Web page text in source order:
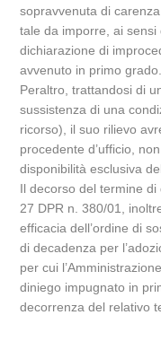
sopravvenuta di
tale da imporre, ai sensi
dichiarazione di
avvenuto in primo grado.
Peraltro, trattandosi di
sussistenza di una
ricorso), il suo rilievo
procedente d’ufficio,
disponibilità esclusiva
Il decorso del termine di
27 DPR n. 380/01,
efficacia dell’ordine di
di decadenza per
per cui
diniego impugnato in
decorrenza del relativo